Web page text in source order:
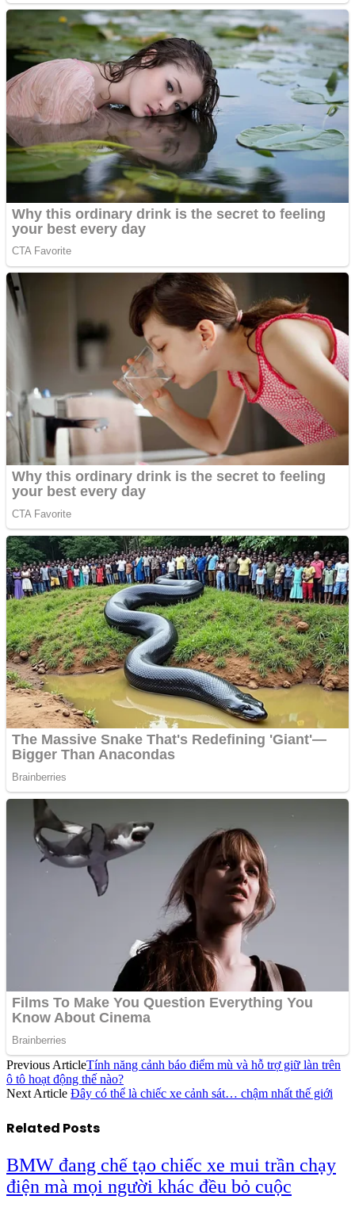
Previous ArticleTính năng cảnh báo điểm mù và hỗ trợ giữ làn trên
ô tô hoạt động thế nào?
Next Article Đây có thể là chiếc xe cảnh sát… chậm nhất thế giới
Related Posts
BMW đang chế tạo chiếc xe mui trần chạy
điện mà mọi người khác đều bỏ cuộc